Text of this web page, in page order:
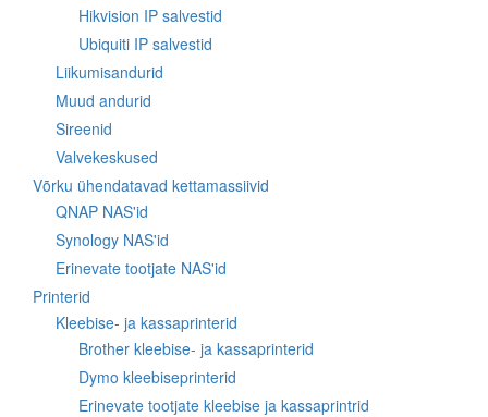
Hikvision IP salvestid
Ubiquiti IP salvestid
Liikumisandurid
Muud andurid
Sireenid
Valvekeskused
Võrku ühendatavad kettamassiivid
QNAP NAS'id
Synology NAS'id
Erinevate tootjate NAS'id
Printerid
Kleebise- ja kassaprinterid
Brother kleebise- ja kassaprinterid
Dymo kleebiseprinterid
Erinevate tootjate kleebise ja kassaprintrid